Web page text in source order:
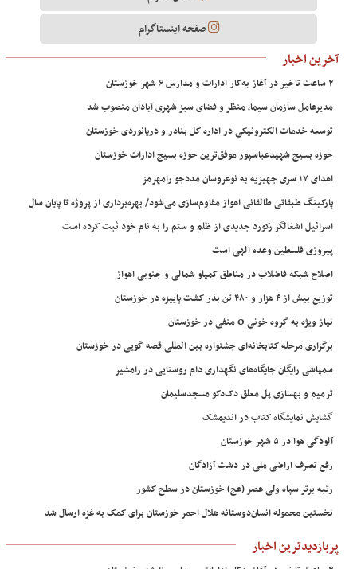
صفحه اینستاگرام
آخرین اخبار
۲ ساعت تاخیر در آغاز به‌کار ادارات و مدارس ۶ شهر خوزستان
مدیرعامل سازمان سیما، منظر و فضای سبز شهری آبادان منصوب شد
توسعه خدمات الکترونیکی در اداره کل بنادر و دریانوردی خوزستان
حوزه بسیج شهیدعباسپور موفق‌ترین حوزه بسیج ادارات خوزستان
اهدای ۱۷ سری جهیزیه به نوعروسان مددجو رامهرمز
پارکینگ طبقاتی طالقانی اهواز مقاوم‌سازی می‌شود/ بهره‌برداری از پروژه تا پایان سال
اسرائیل اشغالگر رکورد جدیدی از ظلم و ستم را به نام خود ثبت کرده است
پیروزی فلسطین وعده الهی است
اصلاح شبکه فاضلاب در مناطق کمپلو شمالی و جنوبی اهواز
توزیع بیش از ۴ هزار و ۴۸۰ تن بذر کشت پاییزه در خوزستان
نیاز ویژه به گروه خونی O منفی در خوزستان
برگزاری مرحله کتابخانه‌ای جشنواره بین المللی قصه گویی در خوزستان
سمپاشی رایگان جایگاه‌های نگهداری دام روستایی در رامشیر
ترمیم و بهسازی پل معلق دک‌دکو مسجدسلیمان
گشایش نمایشگاه کتاب در اندیمشک
آلودگی هوا در ۵ شهر خوزستان
رفع تصرف اراضی ملی در دشت آزادگان
رتبه برتر سپاه ولی عصر (عج) خوزستان در سطح کشور
نخستین محموله انسان‌دوستانه هلال احمر خوزستان برای کمک به غزه ارسال شد
پربازدیدترین اخبار